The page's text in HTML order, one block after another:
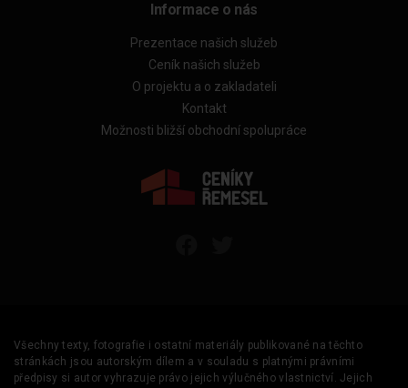
Informace o nás
Prezentace našich služeb
Ceník našich služeb
O projektu a o zakladateli
Kontakt
Možnosti bližší obchodní spolupráce
Všechny texty, fotografie i ostatní materiály publikované na těchto
stránkách jsou autorským dílem a v souladu s platnými právními
předpisy si autor vyhrazuje právo jejich výlučného vlastnictví. Jejich